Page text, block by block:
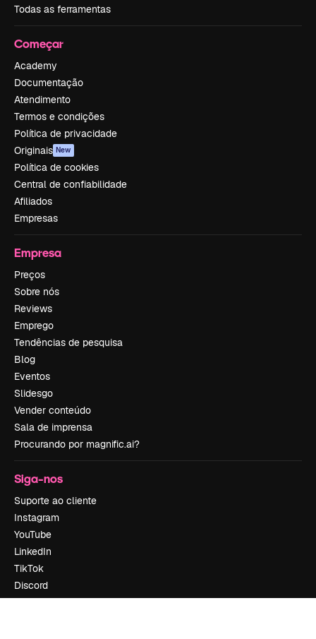
Todas as ferramentas
Começar
Academy
Documentação
Atendimento
Termos e condições
Política de privacidade
Originais New
Política de cookies
Central de confiabilidade
Afiliados
Empresas
Empresa
Preços
Sobre nós
Reviews
Emprego
Tendências de pesquisa
Blog
Eventos
Slidesgo
Vender conteúdo
Sala de imprensa
Procurando por magnific.ai?
Siga-nos
Suporte ao cliente
Instagram
YouTube
LinkedIn
TikTok
Discord
X